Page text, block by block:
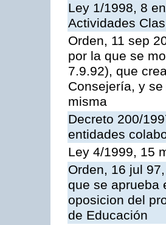
Ley 1/1998, 8
Actividades
Orden, 11 sep
por la que se
7.9.92), que
Consejería, y
misma
Decreto 200/
entidades
Ley 4/1999, 15
Orden, 16 jul
que se aprueba
oposicion del
de Educación